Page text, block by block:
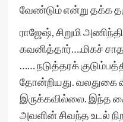
வேண்டும் என்று தக்க
ராஜேஷ், சிறுமி
கவனித்தார்….மிகச்
…… நடுத்தரக்
தோன்றியது. வலதுகை
இருக்கவில்லை. இந்த
அவளின் சிவந்த உடல்